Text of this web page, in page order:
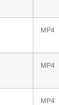
MP4
MP4
MP4